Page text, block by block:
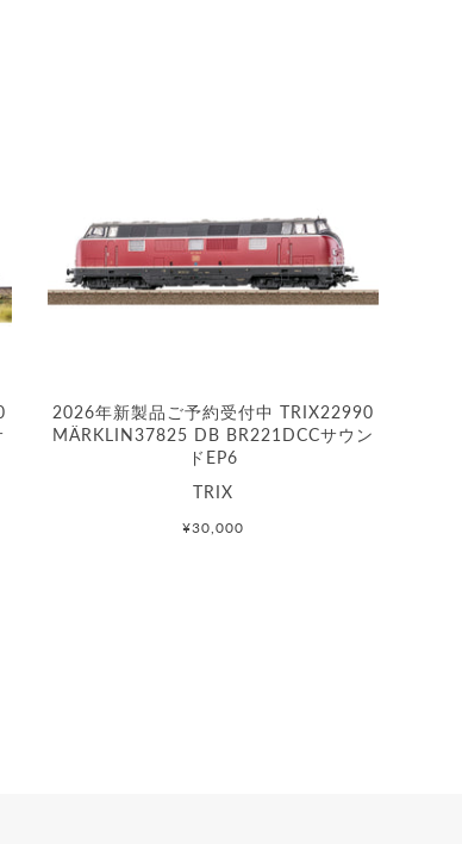
2026年新製品ご予約受付中 TRIX22990
MÄRKLIN37825 DB BR221DCCサウン
ドEP6
TRIX
¥30,000